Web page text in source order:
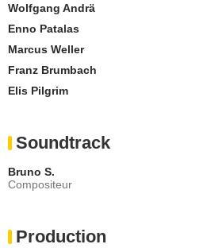
Wolfgang Andrä
Enno Patalas
Marcus Weller
Franz Brumbach
Elis Pilgrim
Soundtrack
Bruno S.
Compositeur
Production